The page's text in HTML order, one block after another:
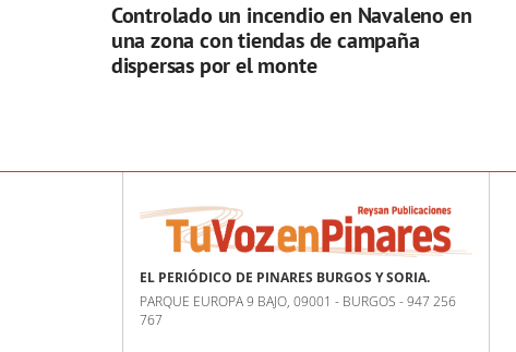
Controlado un incendio en Navaleno en
una zona con tiendas de campaña
dispersas por el monte
EL PERIÓDICO DE PINARES BURGOS Y SORIA.
PARQUE EUROPA 9 BAJO, 09001 - BURGOS - 947 256
767